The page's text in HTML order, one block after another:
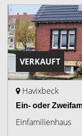
VERKAUFT
Havixbeck
Ein- oder
Einfamilienhaus